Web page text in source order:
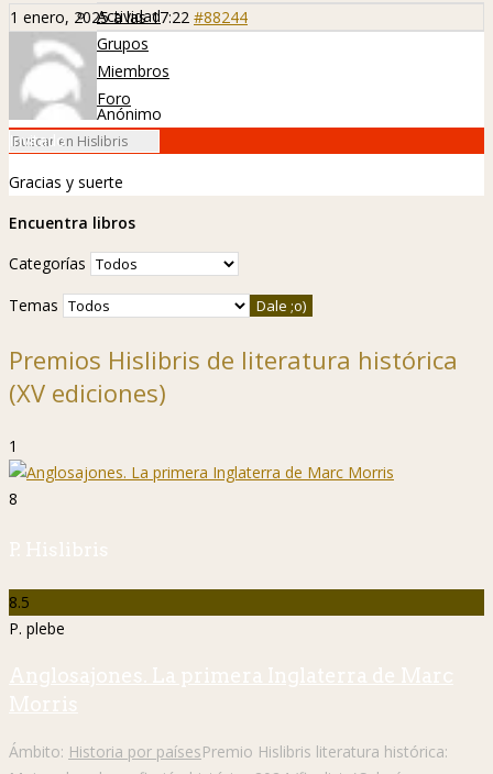
Actividad
Grupos
Miembros
Foro
1 enero, 2025 a las 17:22 #88244
Anónimo
Invitado
Gracias y suerte
Encuentra libros
Categorías
Temas
Premios Hislibris de literatura histórica
(XV ediciones)
1
8
P. Hislibris
8.5
P. plebe
Anglosajones. La primera Inglaterra de Marc
Morris
Ámbito: Historia por paísesPremio Hislibris literatura histórica: